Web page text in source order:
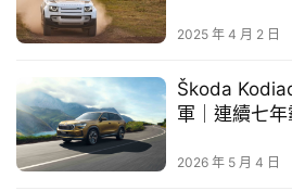
買
車
幫
忙
跨
2025 年 4 月 2 日
Škoda
軍｜連續七
2026 年 5 月 4 日